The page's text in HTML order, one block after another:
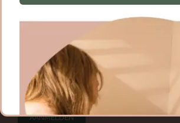
Tarieven
Informatie
CONTACT
RONDLEIDING
AANMELDEN